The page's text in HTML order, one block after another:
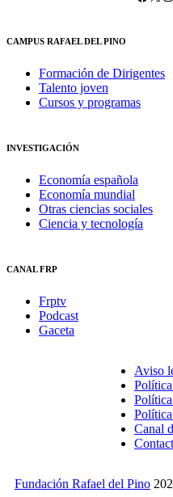
CAMPUS RAFAEL DEL PINO
Formación de Dirigentes
Talento joven
Cursos y programas
INVESTIGACIÓN
Economía española
Economía mundial
Otras ciencias sociales
Ciencia y tecnología
CANAL FRP
Frptv
Podcast
Gaceta
Aviso
Canal
Fundación Rafael del Pino